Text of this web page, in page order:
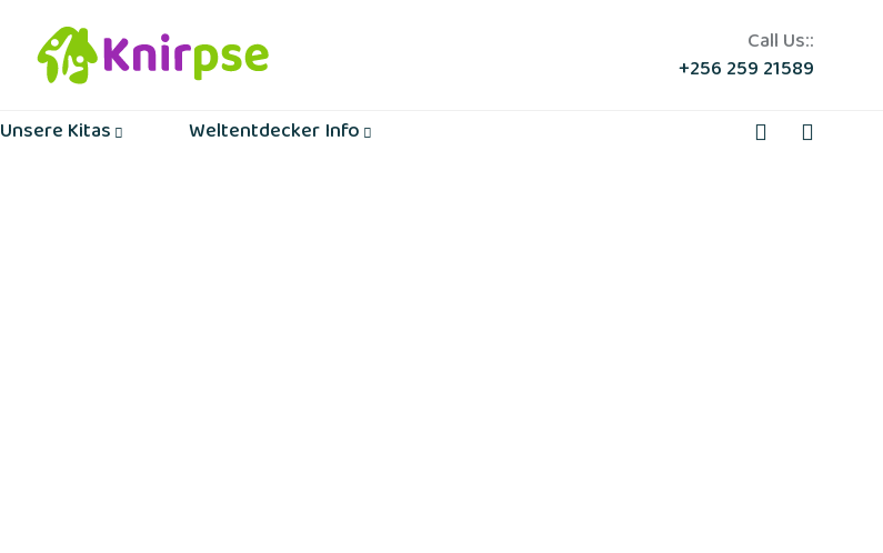
Call Us::
+256 259 21589
Unsere Kitas Weltentdecker Info